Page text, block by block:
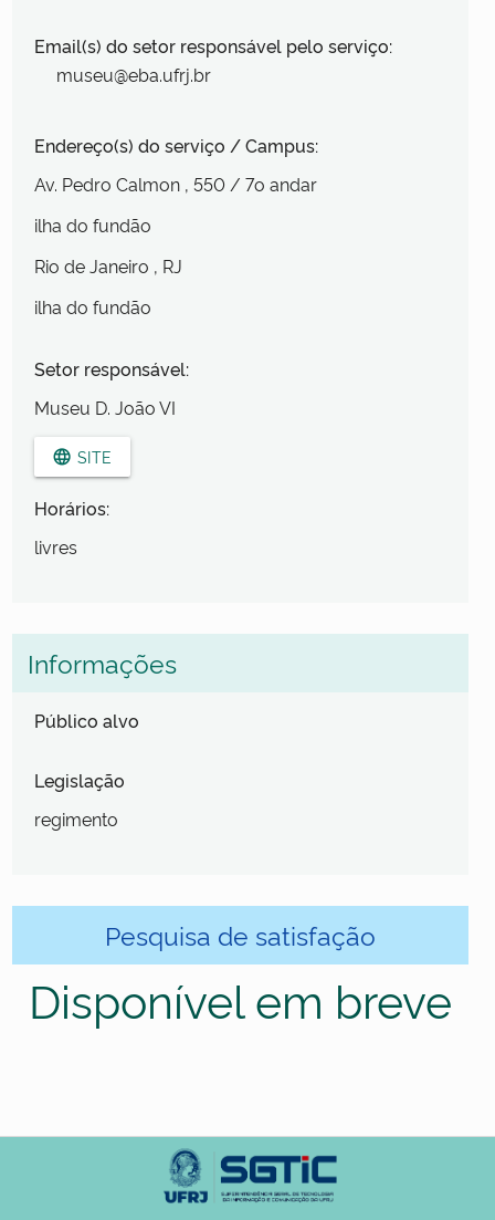
Email(s) do setor responsável pelo serviço:
museu@eba.ufrj.br
Endereço(s) do serviço / Campus:
Av. Pedro Calmon , 550 / 7o andar
ilha do fundão
Rio de Janeiro , RJ
ilha do fundão
Setor responsável:
Museu D. João VI
language SITE
Horários:
livres
Informações
Público alvo
Legislação
regimento
Pesquisa de satisfação
Disponível em breve